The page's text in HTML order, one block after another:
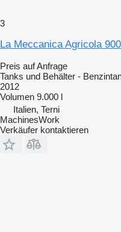
3
La Meccanica Agricola
Preis auf Anfrage
Tanks und Behälter -
2012
Volumen 9.000 l
Italien, Terni
MachinesWork
Verkäufer kontaktieren